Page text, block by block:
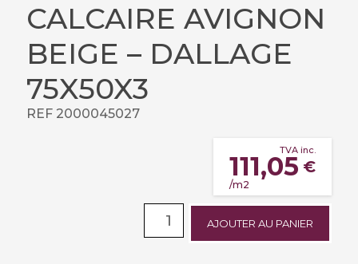
CALCAIRE AVIGNON
BEIGE – DALLAGE
75X50X3
REF 2000045027
111,05 €
TVA inc.
/m2
AJOUTER AU PANIER